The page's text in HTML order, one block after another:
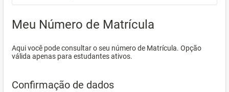
Meu Número de Matrícula
Aqui você pode consultar o seu número de Matrícula. Opção
válida apenas para estudantes ativos.
Confirmação de dados